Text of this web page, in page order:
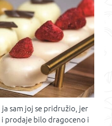
sam joj se pridružio, jer
prodaje bilo dragoceno i